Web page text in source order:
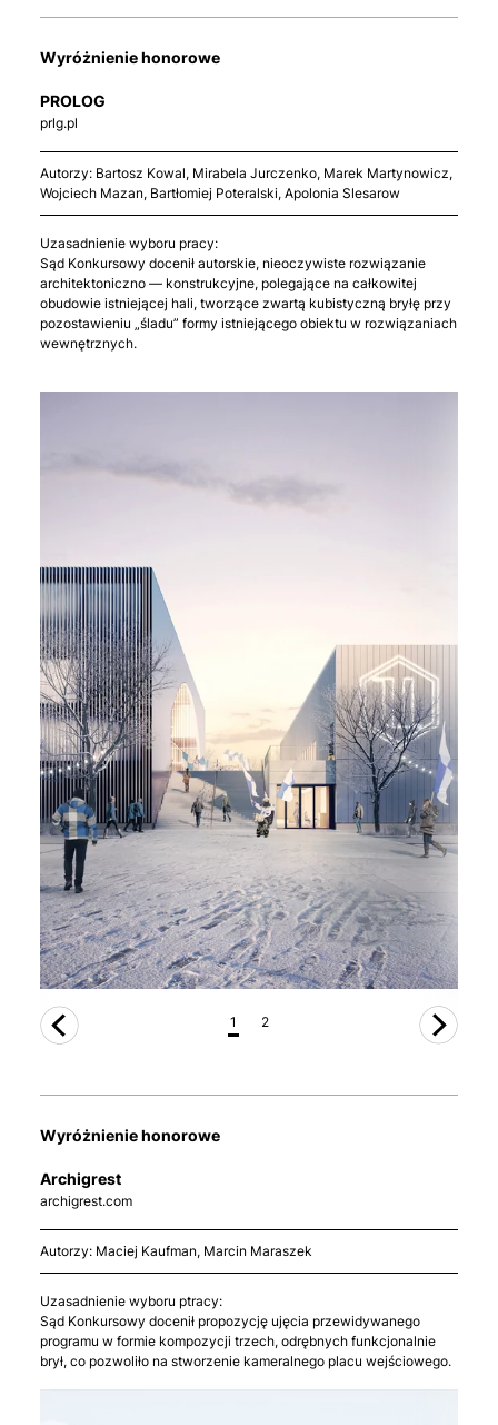
1 2
Wyróżnienie honorowe
PROLOG
prlg.pl
Autorzy: Bartosz Kowal, Mirabela Jurczenko, Marek Martynowicz,
Wojciech Mazan, Bartłomiej Poteralski, Apolonia Slesarow
Uzasadnienie wyboru pracy:
Sąd Konkursowy docenił autorskie, nieoczywiste rozwiązanie
architektoniczno — konstrukcyjne, polegające na całkowitej
obudowie istniejącej hali, tworzące zwartą kubistyczną bryłę przy
pozostawieniu „śladu” formy istniejącego obiektu w rozwiązaniach
wewnętrznych.
Wyróżnienie honorowe
Archigrest
archigrest.com
Autorzy: Maciej Kaufman, Marcin Maraszek
Uzasadnienie wyboru ptracy:
Sąd Konkursowy docenił propozycję ujęcia przewidywanego
programu w formie kompozycji trzech, odrębnych funkcjonalnie
brył, co pozwoliło na stworzenie kameralnego placu wejściowego.